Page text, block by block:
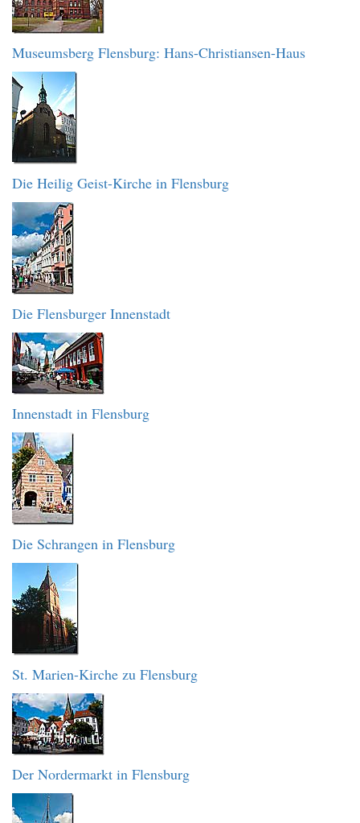
Museumsberg Flensburg: Hans-Christiansen-Haus
Die Heilig Geist-Kirche in Flensburg
Die Flensburger Innenstadt
Innenstadt in Flensburg
Die Schrangen in Flensburg
St. Marien-Kirche zu Flensburg
Der Nordermarkt in Flensburg